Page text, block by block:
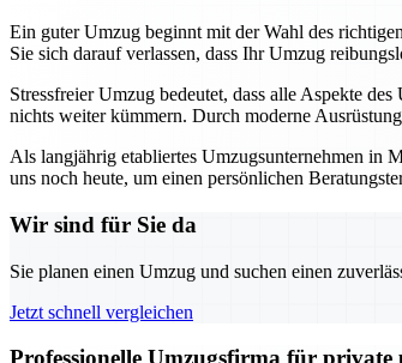
Ein guter Umzug beginnt mit der Wahl des
Sie sich darauf verlassen, dass Ihr Umzug
Stressfreier Umzug bedeutet, dass alle Aspekte
nichts weiter kümmern. Durch moderne
Als langjährig etabliertes Umzugsunternehmen in
uns noch heute, um einen persönlichen
Wir sind für Sie da
Sie planen einen Umzug und suchen einen
Jetzt schnell vergleichen